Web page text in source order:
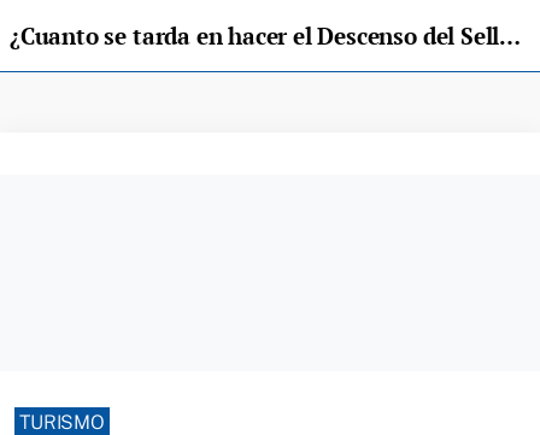
¿Cuanto se tarda en hacer el Descenso del Sella en canoa?
TURISMO